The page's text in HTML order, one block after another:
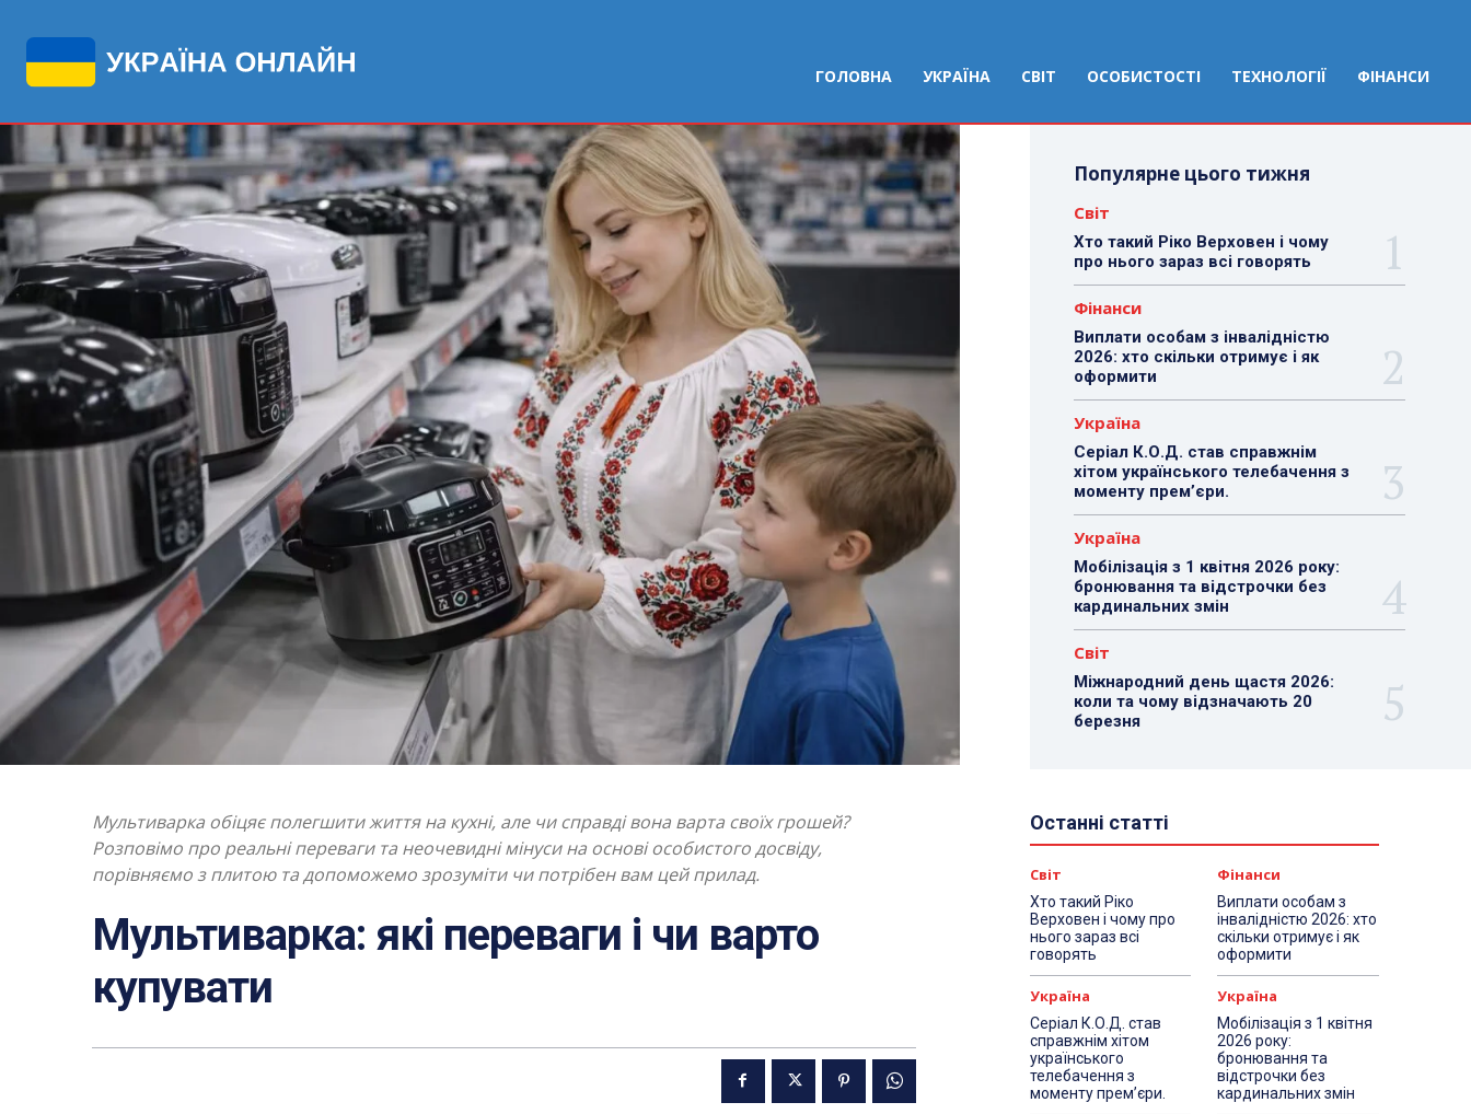
ГОЛОВНА УКРАЇНА СВІТ ОСОБИСТОСТІ ТЕХНОЛОГІЇ ФІНАНСИ
Мультиварка обіцяє полегшити життя на кухні, але чи справді вона варта своїх грошей?
Розповімо про реальні переваги та неочевидні мінуси на основі особистого досвіду,
порівняємо з плитою та допоможемо зрозуміти чи потрібен вам цей прилад.
Мультиварка: які переваги і чи варто
купувати
Популярне цього тижня
Світ
Хто такий Ріко Верховен і чому
про нього зараз всі говорять
Фінанси
Виплати особам з інвалідністю
2026: хто скільки отримує і як
оформити
Україна
Серіал К.О.Д. став справжнім
хітом українського телебачення з
моменту прем’єри.
Україна
Мобілізація з 1 квітня 2026 року:
бронювання та відстрочки без
кардинальних змін
Світ
Міжнародний день щастя 2026:
коли та чому відзначають 20
березня
Останні статті
Світ
Хто такий Ріко
Верховен і чому про
нього зараз всі
говорять
Фінанси
Виплати особам з
інвалідністю 2026: хто
скільки отримує і як
оформити
Україна
Серіал К.О.Д. став
справжнім хітом
українського
телебачення з
моменту прем’єри.
Україна
Мобілізація з 1 квітня
2026 року:
бронювання та
відстрочки без
кардинальних змін